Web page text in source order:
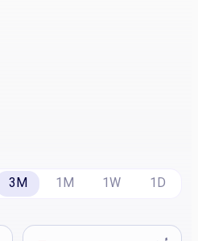
1D
1W
1M
3M